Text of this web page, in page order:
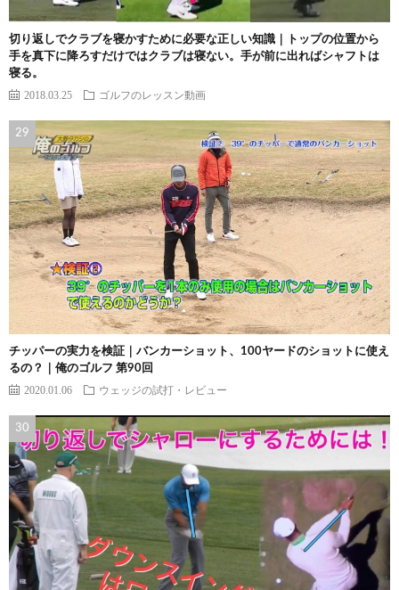
切り返しでクラブを寝かすために必要な正しい知識｜トップの位置から
手を真下に降ろすだけではクラブは寝ない。手が前に出ればシャフトは
寝る。
2018.03.25 ゴルフのレッスン動画
チッパーの実力を検証｜バンカーショット、100ヤードのショットに使え
るの？｜俺のゴルフ 第90回
2020.01.06 ウェッジの試打・レビュー